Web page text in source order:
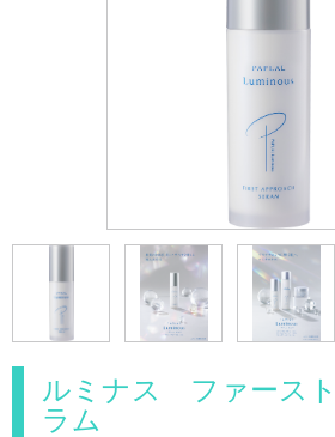
ルミナス ファース
ラム